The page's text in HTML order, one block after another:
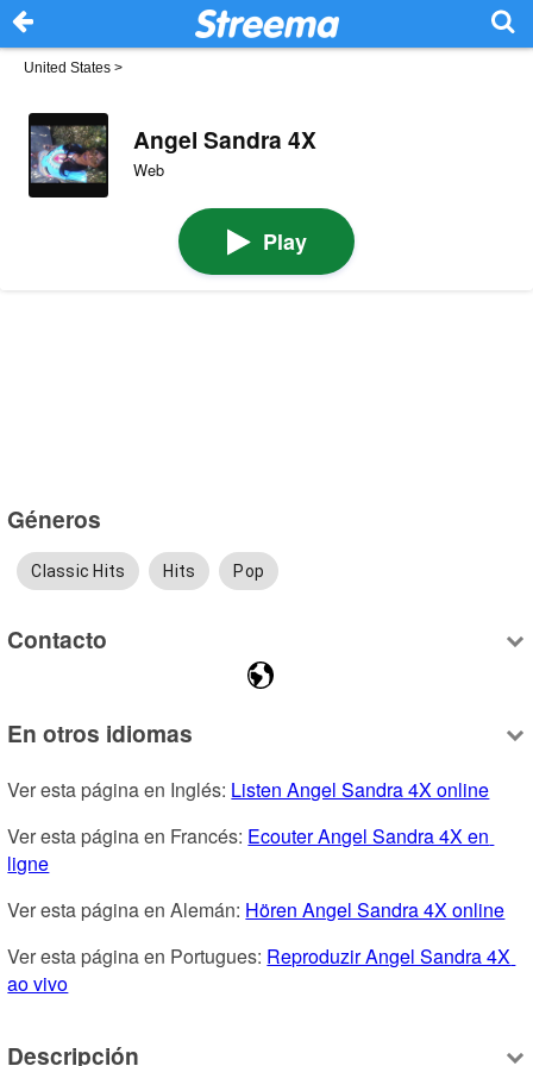
United States >
Angel Sandra 4X
Web
Play
Géneros
Classic Hits Hits Pop
Contacto
En otros idiomas
Ver esta página en Inglés: Listen Angel Sandra 4X online
Ver esta página en Francés: Ecouter Angel Sandra 4X en
ligne
Ver esta página en Alemán: Hören Angel Sandra 4X online
Ver esta página en Portugues: Reproduzir Angel Sandra 4X
ao vivo
Descripción